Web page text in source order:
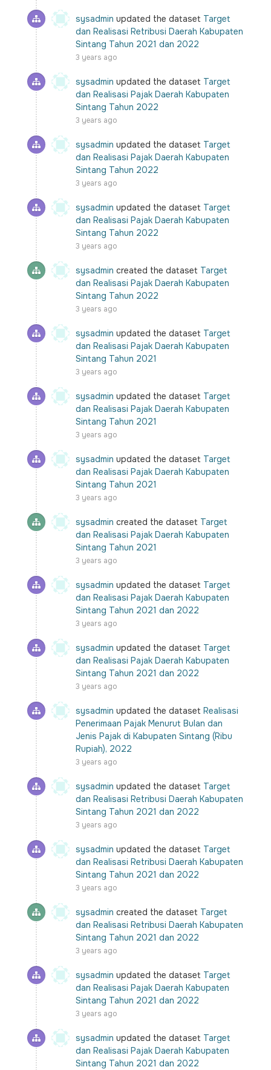
sysadmin updated the dataset Target
dan Realisasi Retribusi Daerah Kabupaten
Sintang Tahun 2021 dan 2022
3 years ago
sysadmin updated the dataset Target
dan Realisasi Pajak Daerah Kabupaten
Sintang Tahun 2022
3 years ago
sysadmin updated the dataset Target
dan Realisasi Pajak Daerah Kabupaten
Sintang Tahun 2022
3 years ago
sysadmin updated the dataset Target
dan Realisasi Pajak Daerah Kabupaten
Sintang Tahun 2022
3 years ago
sysadmin created the dataset Target
dan Realisasi Pajak Daerah Kabupaten
Sintang Tahun 2022
3 years ago
sysadmin updated the dataset Target
dan Realisasi Pajak Daerah Kabupaten
Sintang Tahun 2021
3 years ago
sysadmin updated the dataset Target
dan Realisasi Pajak Daerah Kabupaten
Sintang Tahun 2021
3 years ago
sysadmin updated the dataset Target
dan Realisasi Pajak Daerah Kabupaten
Sintang Tahun 2021
3 years ago
sysadmin created the dataset Target
dan Realisasi Pajak Daerah Kabupaten
Sintang Tahun 2021
3 years ago
sysadmin updated the dataset Target
dan Realisasi Pajak Daerah Kabupaten
Sintang Tahun 2021 dan 2022
3 years ago
sysadmin updated the dataset Target
dan Realisasi Pajak Daerah Kabupaten
Sintang Tahun 2021 dan 2022
3 years ago
sysadmin updated the dataset Realisasi
Penerimaan Pajak Menurut Bulan dan
Jenis Pajak di Kabupaten Sintang (Ribu
Rupiah), 2022
3 years ago
sysadmin updated the dataset Target
dan Realisasi Retribusi Daerah Kabupaten
Sintang Tahun 2021 dan 2022
3 years ago
sysadmin updated the dataset Target
dan Realisasi Retribusi Daerah Kabupaten
Sintang Tahun 2021 dan 2022
3 years ago
sysadmin created the dataset Target
dan Realisasi Retribusi Daerah Kabupaten
Sintang Tahun 2021 dan 2022
3 years ago
sysadmin updated the dataset Target
dan Realisasi Pajak Daerah Kabupaten
Sintang Tahun 2021 dan 2022
3 years ago
sysadmin updated the dataset Target
dan Realisasi Pajak Daerah Kabupaten
Sintang Tahun 2021 dan 2022